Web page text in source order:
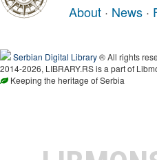
About · News ·
Serbian Digital Library® All rights
2014-2026, LIBRARY.RS is a part of
Keeping the heritage of Serbia